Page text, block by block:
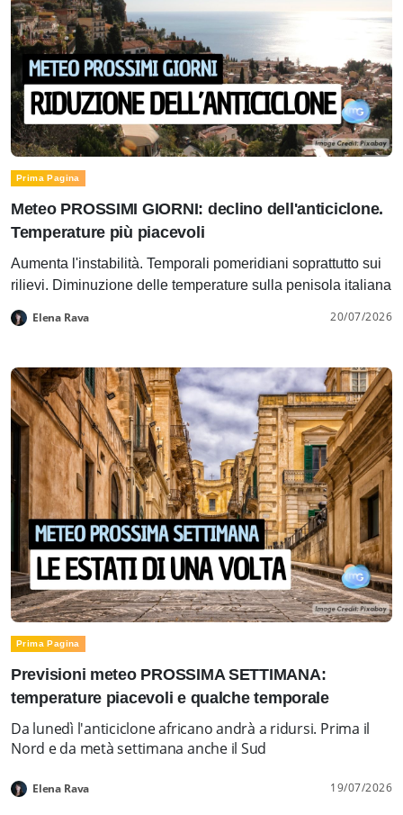
Prima Pagina
Meteo PROSSIMI GIORNI: declino dell'anticiclone.
Temperature più piacevoli
Aumenta l'instabilità. Temporali pomeridiani soprattutto sui
rilievi. Diminuzione delle temperature sulla penisola italiana
Elena Rava 20/07/2026
Prima Pagina
Previsioni meteo PROSSIMA SETTIMANA:
temperature piacevoli e qualche temporale
Da lunedì l'anticiclone africano andrà a ridursi. Prima il
Nord e da metà settimana anche il Sud
Elena Rava 19/07/2026